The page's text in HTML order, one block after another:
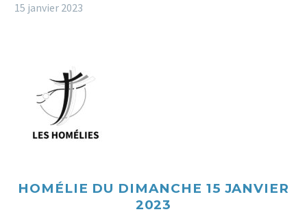
15 janvier 2023
HOMÉLIE DU DIMANCHE 15 JANVIER
2023